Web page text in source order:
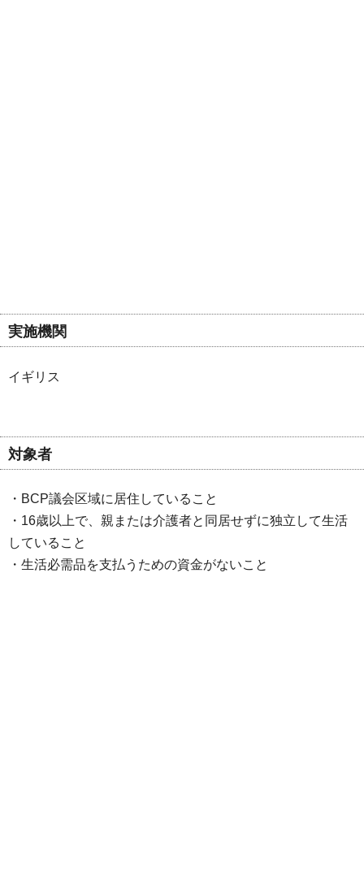
実施機関
イギリス
対象者
・BCP議会区域に居住していること
・16歳以上で、親または介護者と同居せずに独立して生活
していること
・生活必需品を支払うための資金がないこと